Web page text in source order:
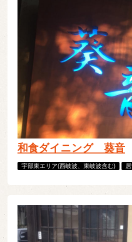
和食ダイニング 葵音
宇部東エリア(西岐波、東岐波含む)